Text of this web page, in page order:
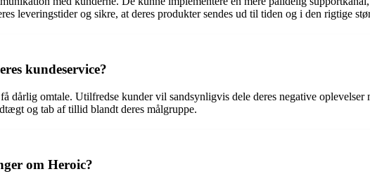
leveringstider og sikre, at deres produkter sendes ud til tiden og i den rigtige
kundeservice?
dårlig omtale. Utilfredse kunder vil sandsynligvis dele deres negative
og tab af tillid blandt deres målgruppe.
om Heroic?